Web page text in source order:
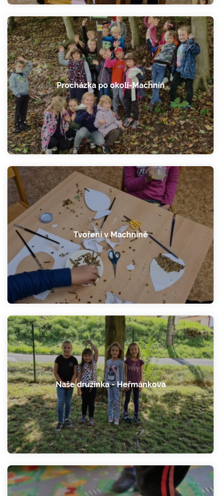
Procházka po okolí-Machnín
Tvoření v Machníně
Naše družinka - Heřmánkova